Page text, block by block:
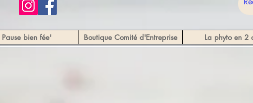
Pause bien fée' Boutique Comité d'Entreprise La phyto en 2